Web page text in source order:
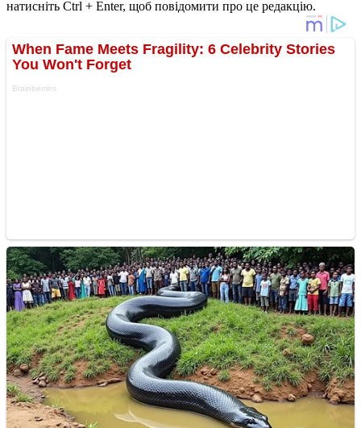
натисніть Ctrl + Enter, щоб повідомити про це редакцію.